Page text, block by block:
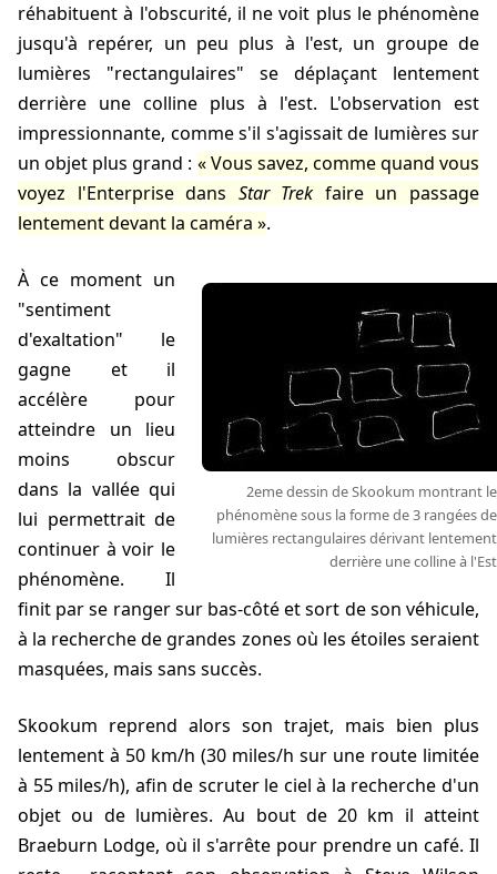
réhabituent à l'obscurité, il ne voit plus le phénomène
jusqu'à repérer, un peu plus à l'est, un groupe de
lumières "rectangulaires" se déplaçant lentement
derrière une colline plus à l'est. L'observation est
impressionnante, comme s'il s'agissait de lumières sur
un objet plus grand :
Vous savez, comme quand vous
voyez l'Enterprise dans Star Trek faire un passage
lentement devant la caméra
.
2eme dessin de Skookum montrant le
phénomène sous la forme de 3 rangées de
lumières rectangulaires dérivant lentement
derrière une colline à l'Est
À ce moment un
"sentiment
d'exaltation" le
gagne et il
accélère pour
atteindre un lieu
moins obscur
dans la vallée qui
lui permettrait de
continuer à voir le
phénomène. Il
finit par se ranger sur bas-côté et sort de son véhicule,
à la recherche de grandes zones où les étoiles seraient
masquées, mais sans succès.
Skookum reprend alors son trajet, mais bien plus
lentement à 50 km/h (30 miles/h sur une route limitée
à 55 miles/h), afin de scruter le ciel à la recherche d'un
objet ou de lumières. Au bout de 20 km il atteint
Braeburn Lodge, où il s'arrête pour prendre un café. Il